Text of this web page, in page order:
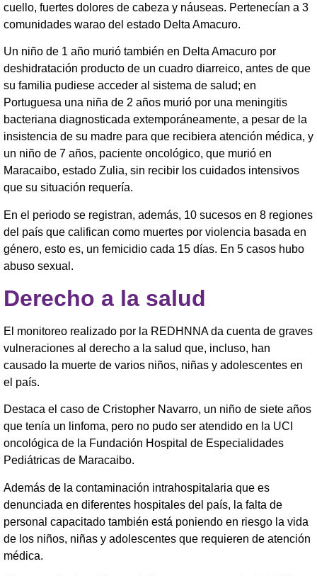
cuello, fuertes dolores de cabeza y náuseas. Pertenecían a 3
comunidades warao del estado Delta Amacuro.
Un niño de 1 año murió también en Delta Amacuro por
deshidratación producto de un cuadro diarreico, antes de que
su familia pudiese acceder al sistema de salud; en
Portuguesa una niña de 2 años murió por una meningitis
bacteriana diagnosticada extemporáneamente, a pesar de la
insistencia de su madre para que recibiera atención médica, y
un niño de 7 años, paciente oncológico, que murió en
Maracaibo, estado Zulia, sin recibir los cuidados intensivos
que su situación requería.
En el periodo se registran, además, 10 sucesos en 8 regiones
del país que califican como muertes por violencia basada en
género, esto es, un femicidio cada 15 días. En 5 casos hubo
abuso sexual.
Derecho a la salud
El monitoreo realizado por la REDHNNA da cuenta de graves
vulneraciones al derecho a la salud que, incluso, han
causado la muerte de varios niños, niñas y adolescentes en
el país.
Destaca el caso de Cristopher Navarro, un niño de siete años
que tenía un linfoma, pero no pudo ser atendido en la UCI
oncológica de la Fundación Hospital de Especialidades
Pediátricas de Maracaibo.
Además de la contaminación intrahospitalaria que es
denunciada en diferentes hospitales del país, la falta de
personal capacitado también está poniendo en riesgo la vida
de los niños, niñas y adolescentes que requieren de atención
médica.